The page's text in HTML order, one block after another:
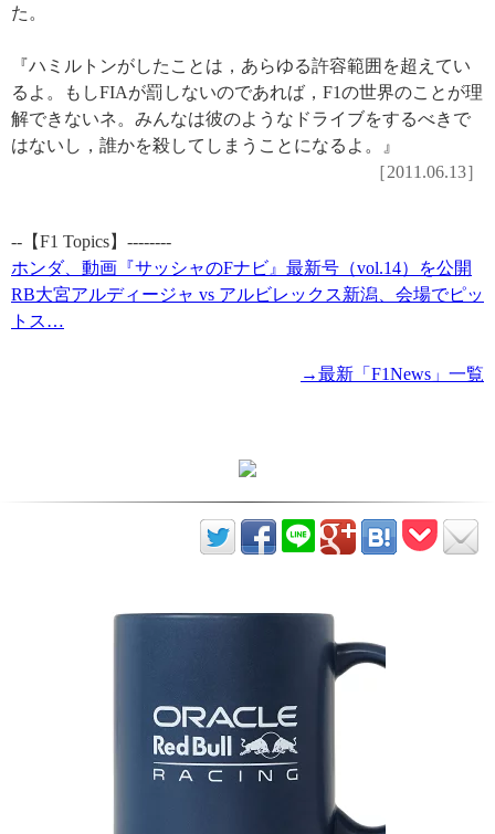
た。
『ハミルトンがしたことは，あらゆる許容範囲を超えてい
るよ。もしFIAが罰しないのであれば，F1の世界のことが理
解できないネ。みんなは彼のようなドライブをするべきで
はないし，誰かを殺してしまうことになるよ。』
［2011.06.13］
--【F1 Topics】--------
ホンダ、動画『サッシャのFナビ』最新号（vol.14）を公開
RB大宮アルディージャ vs アルビレックス新潟、会場でピッ
トス…
→最新「F1News」一覧